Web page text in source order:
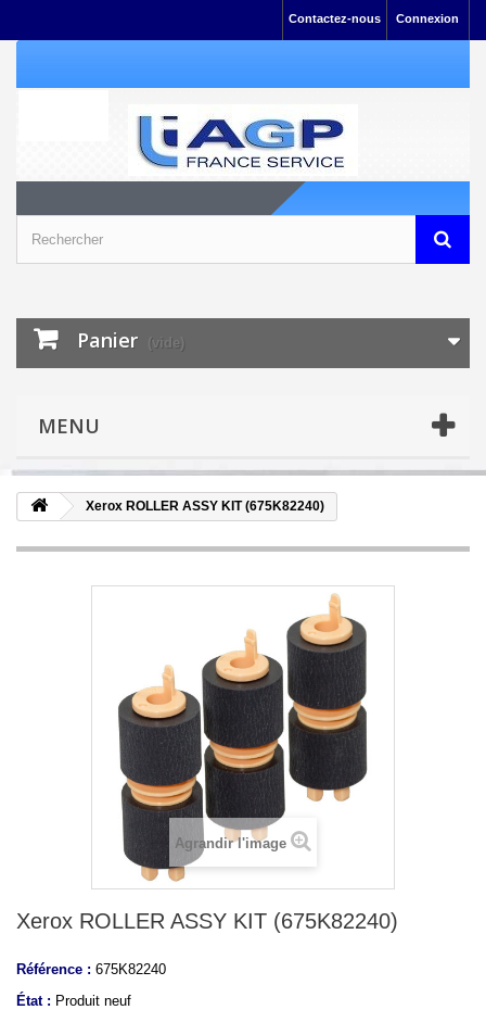
Connexion
Contactez-nous
Panier (vide)
MENU
Xerox ROLLER ASSY KIT (675K82240)
Agrandir l'image
Xerox ROLLER ASSY KIT (675K82240)
Référence : 675K82240
État : Produit neuf